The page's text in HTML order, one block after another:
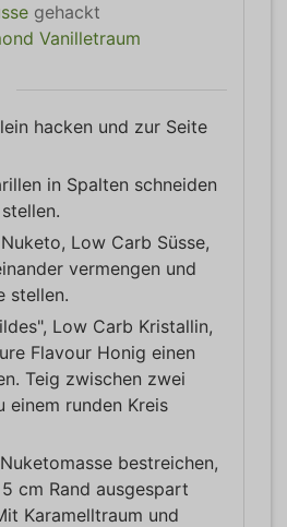
gehackt
Vanilletraum
hacken und zur Seite
in Spalten schneiden
Low Carb Süsse,
vermengen und
stellen.
Low Carb Kristallin,
Flavour Honig einen
Teig zwischen zwei
einem runden Kreis
bestreichen,
cm Rand ausgespart
Karamelltraum und